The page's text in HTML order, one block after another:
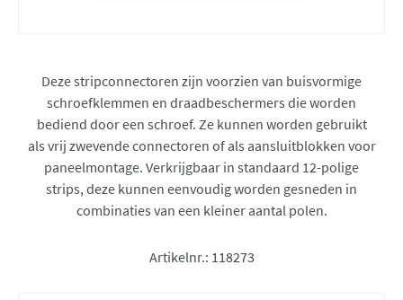
Deze stripconnectoren zijn voorzien van buisvormige
schroefklemmen en draadbeschermers die worden
bediend door een schroef. Ze kunnen worden gebruikt
als vrij zwevende connectoren of als aansluitblokken voor
paneelmontage. Verkrijgbaar in standaard 12-polige
strips, deze kunnen eenvoudig worden gesneden in
combinaties van een kleiner aantal polen.
Artikelnr.: 118273